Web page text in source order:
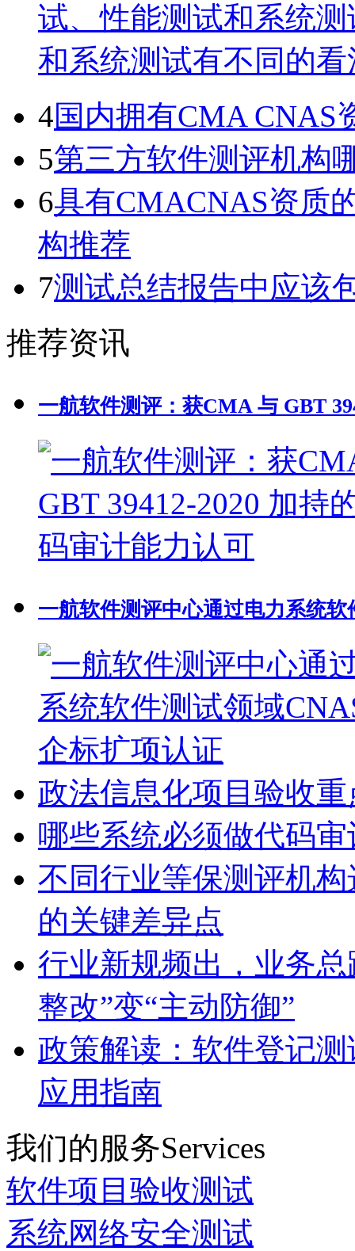
试、性能测试和系统
和系统测试有不同的看
4国内拥有CMA CNAS
5第三方软件测评机构
6具有CMACNAS资质
构推荐
7测试总结报告中应该
推荐资讯
一航软件测评：获CMA 与 GBT
一航软件测评中心通过电力系统
政法信息化项目验收
哪些系统必须做代码
不同行业等保测评机
的关键差异点
行业新规频出，业务
整改”变“主动防御”
政策解读：软件登记
应用指南
我们的服务Services
软件项目验收测试
系统网络安全测试